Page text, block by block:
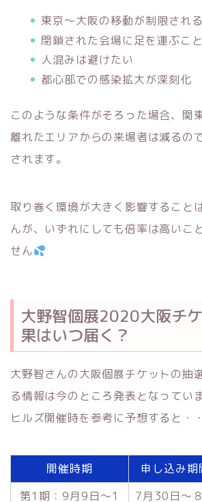
東京～大阪の移動が制限される
閉鎖された会場に足を運ぶこ
人混みは避けたい
都心部での感染拡大が深刻化
このような条件がそろった場合、関
離れたエリアからの来場者は減るの
されます。
取り巻く環境が大きく影響すること
んが、いずれにしても倍率は高いこ
せん
大野智個展2020大阪チ
果はいつ届く？
大野智さんの大阪個展チケットの抽
る情報は今のところ発表となってい
ヒルズ開催時を参考に予想すると・
開催時期 申し込み期
第1期：9月9日～1
7月30日～